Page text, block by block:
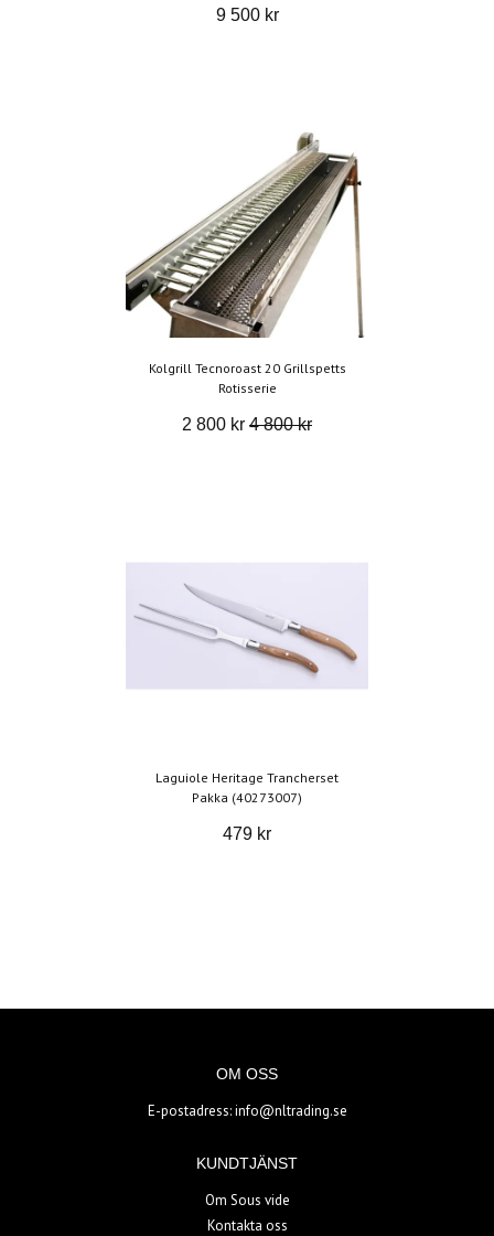
9 500 kr
Kolgrill Tecnoroast 20 Grillspetts
Rotisserie
2 800 kr 4 800 kr
Laguiole Heritage Trancherset
Pakka (40273007)
479 kr
OM OSS
E-postadress:info@nltrading.se
KUNDTJÄNST
Om Sous vide
Kontakta oss